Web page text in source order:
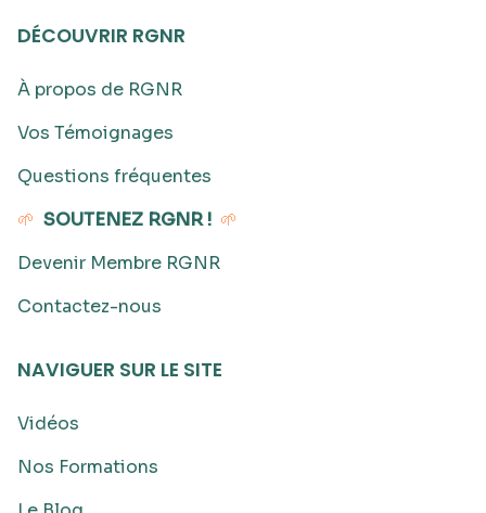
DÉCOUVRIR RGNR
À propos de RGNR
Vos Témoignages
Questions fréquentes
🌱 SOUTENEZ RGNR ! 🌱
Devenir Membre RGNR
Contactez-nous
NAVIGUER SUR LE SITE
Vidéos
Nos Formations